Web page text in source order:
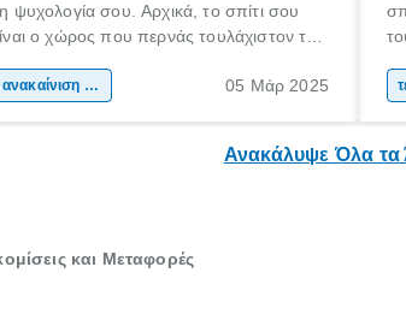
ψυχολογία σου. Αρχικά, το σπίτι σου
ο χώρος που περνάς τουλάχιστον το
Επομένως, θα πρέπει να είναι ένας χώρος
ανακαίνιση σπιτιού 05 Μάρ 2025
Ανακάλυψε Όλα τα
και Μεταφορές